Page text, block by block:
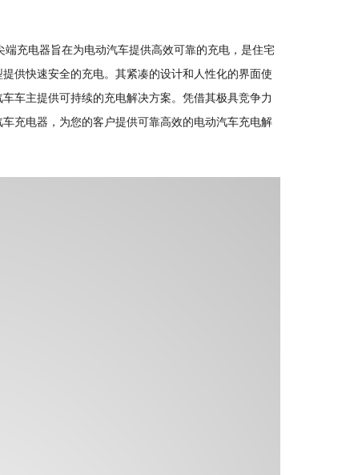
充电器旨在为电动汽车提供高效可靠的充电，是住宅
供快速安全的充电。其紧凑的设计和人性化的界面使
车主提供可持续的充电解决方案。凭借其极具竞争力
充电器，为您的客户提供可靠高效的电动汽车充电解